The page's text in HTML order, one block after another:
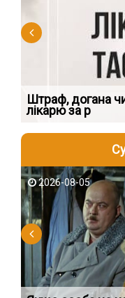
Штраф, догана
лікарю за р
2026-08-05